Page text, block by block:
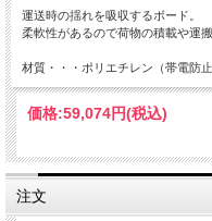
運送時の揺れを吸収するボード。
柔軟性があるので荷物の積載や運
材質・・・ポリエチレン（帯電防止
価格:59,074円(税込)
注文